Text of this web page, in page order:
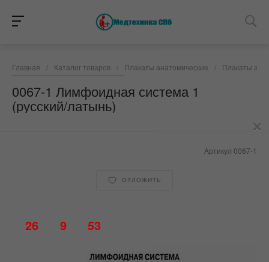
Главная / Каталог товаров / Плакаты анатомические / Плакаты
0067-1 Лимфоидная система 1
(русский/латынь)
Артикул 0067-1
ОТЛОЖИТЬ
×
26 9 53